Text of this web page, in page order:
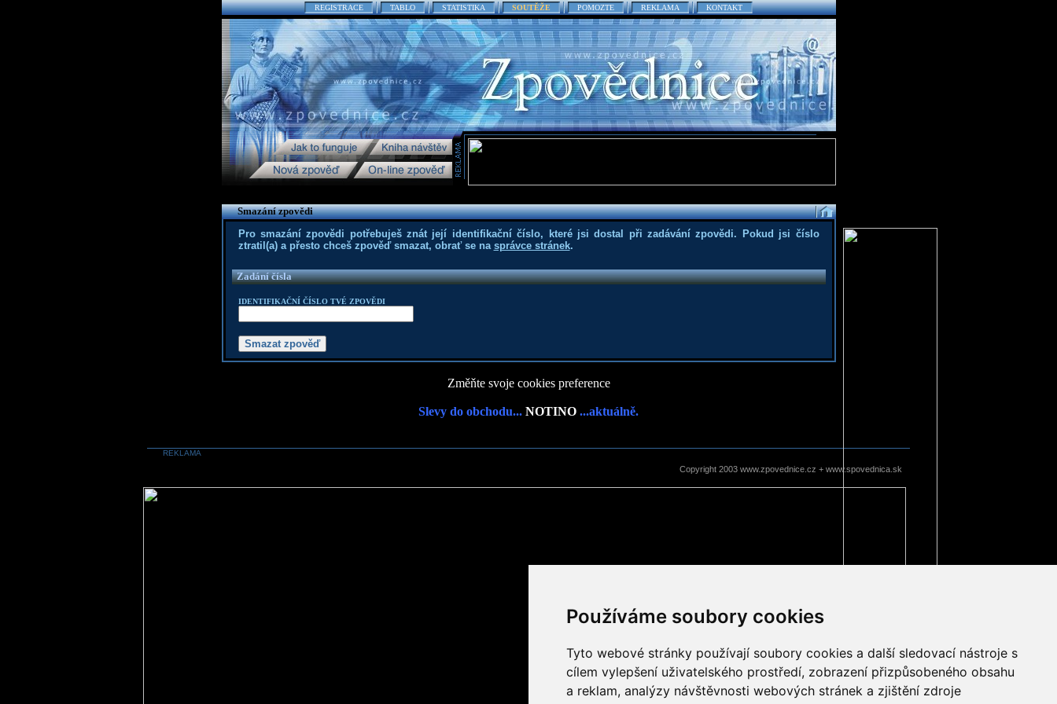
Používáme soubory cookies
Tyto webové stránky používají soubory cookies a další sledovací nástroje s
cílem vylepšení uživatelského prostředí, zobrazení přizpůsobeného obsahu
a reklam, analýzy návštěvnosti webových stránek a zjištění zdroje
REGISTRACE TABLO STATISTIKA SOUTĚŽE POMOZTE REKLAMA KONTAKT
Smazání zpovědi
Pro smazání zpovědi potřebuješ znát její identifikační číslo, které jsi dostal při zadávání zpovědi. Pokud jsi číslo
ztratil(a) a přesto chceš zpověď smazat, obrať se na správce stránek.
Zadání čísla
IDENTIFIKAČNÍ ČÍSLO TVÉ ZPOVĚDI
Změňte svoje cookies preference
Slevy do obchodu... NOTINO ...aktuálně.
REKLAMA
Copyright 2003 www.zpovednice.cz + www.spovednica.sk